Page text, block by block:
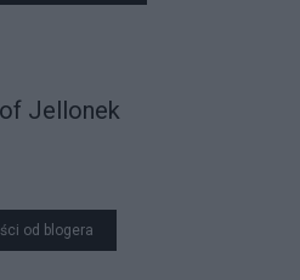
Jellonek
od blogera